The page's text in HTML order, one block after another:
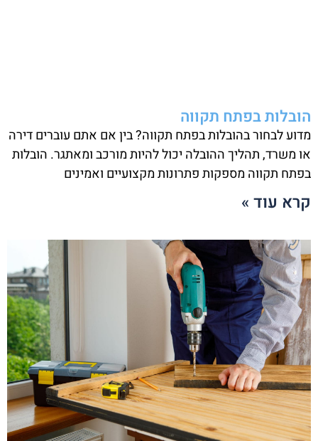
הובלות בפתח תקווה
מדוע לבחור בהובלות בפתח תקווה? בין אם אתם עוברים דירה
או משרד, תהליך ההובלה יכול להיות מורכב ומאתגר. הובלות
בפתח תקווה מספקות פתרונות מקצועיים ואמינים
קרא עוד »